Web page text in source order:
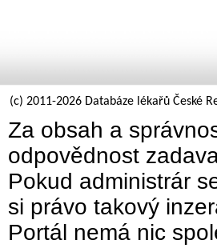
(c) 2011-2026 Databáze lékařů České
Za obsah a
odpovědnost
Pokud administrár
si právo takový
Portál nemá nic